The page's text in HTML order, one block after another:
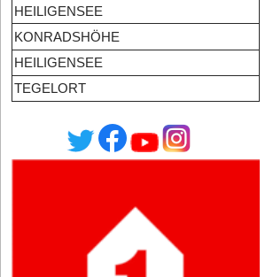
HEILIGENSEE
KONRADSHÖHE
HEILIGENSEE
TEGELORT